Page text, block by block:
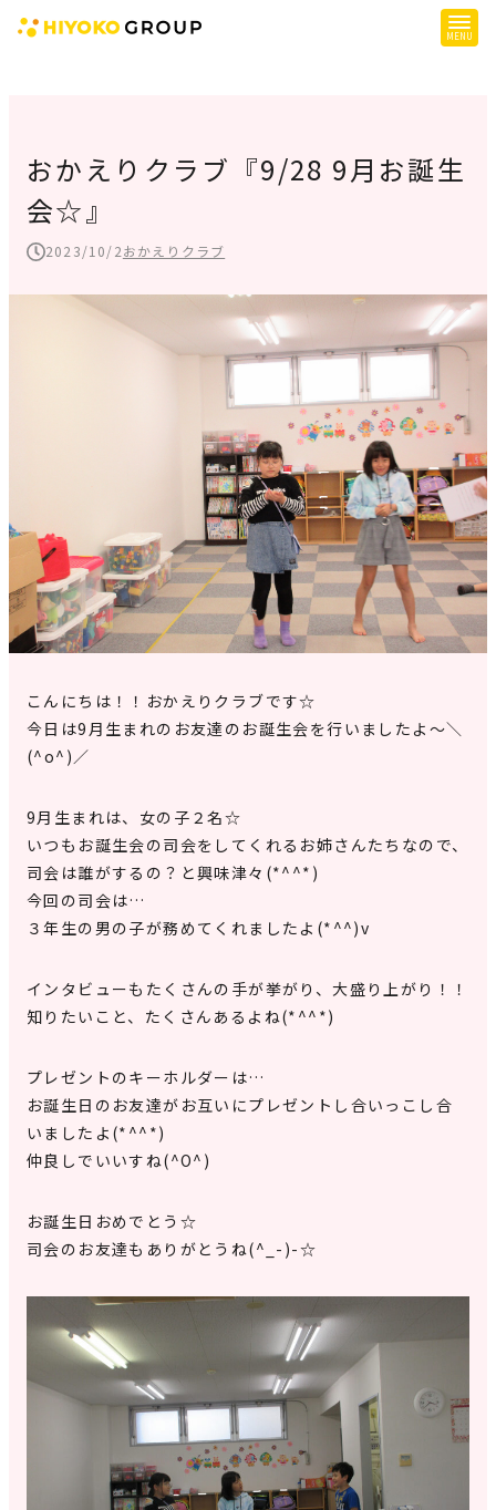
提供サービス
障がい児支援
障がい者支援
施設一覧
施設空き状況はこちら
見学申込・お問合せ
おかえりクラブ『9/28 9月お誕生
会☆』
2023/10/2おかえりクラブ
こんにちは！！おかえりクラブです☆
今日は9月生まれのお友達のお誕生会を行いましたよ～＼
(^o^)／
9月生まれは、女の子２名☆
いつもお誕生会の司会をしてくれるお姉さんたちなので、
司会は誰がするの？と興味津々(*^^*)
今回の司会は…
３年生の男の子が務めてくれましたよ(*^^)v
インタビューもたくさんの手が挙がり、大盛り上がり！！
知りたいこと、たくさんあるよね(*^^*)
プレゼントのキーホルダーは…
お誕生日のお友達がお互いにプレゼントし合いっこし合
いましたよ(*^^*)
仲良しでいいすね(^O^)
お誕生日おめでとう☆
司会のお友達もありがとうね(^_-)-☆